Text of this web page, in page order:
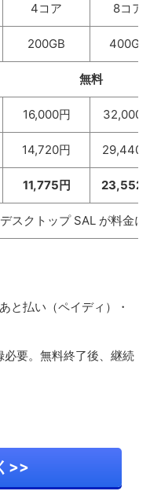
4コア 8コア
200GB 400GB
無料
16,000円 32,000
14,720円 29,440
11,775円 23,552
スクトップ SAL が料金
と払い（ペイディ）・
要。無料終了後、継続
>>